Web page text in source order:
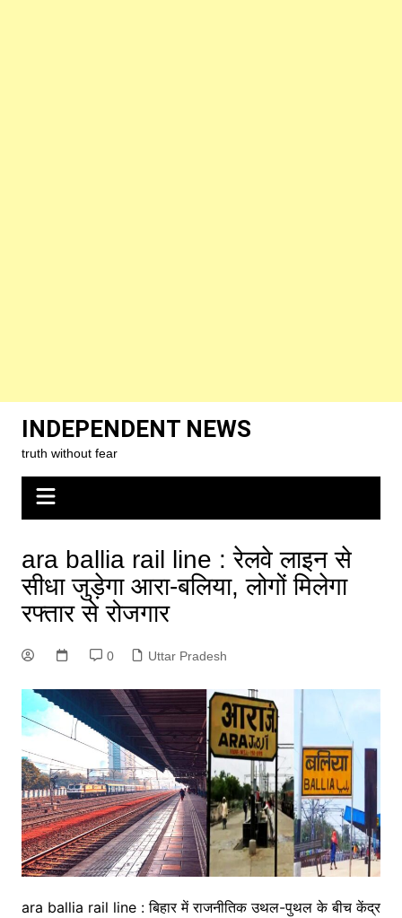
content
INDEPENDENT NEWS
truth without fear
ara ballia rail line : रेलवे लाइन से
सीधा जुड़ेगा आरा-बलिया, लोगों मिलेगा
रफ्तार से रोजगार
0 Uttar Pradesh
ara ballia rail line : बिहार में राजनीतिक उथल-पुथल के बीच केंद्र